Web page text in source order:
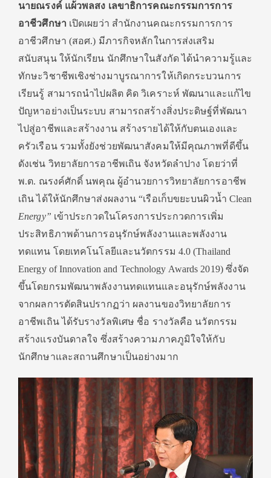
นายณรงค์ แผ้วพลสง เลขาธิการคณะกรรมการการ
อาชีวศึกษา เปิดเผยว่า สำนักงานคณะกรรมการการ
อาชีวศึกษา (สอศ.) มีภารกิจหลักในการส่งเสริม
สนับสนุน ให้นักเรียน นักศึกษาในสังกัด ได้นำความรู้และ
ทักษะวิชาชีพเชิงช่างมาบูรณาการให้เกิดกระบวนการ
เรียนรู้ สามารถนำไปผลิต คิด วิเคราะห์ พัฒนาและแก้ไข
ปัญหาอย่างเป็นระบบ สามารถสร้างสิ่งประดิษฐ์ที่พัฒนา
ไปสู่อาชีพและสร้างงาน สร้างรายได้ให้กับตนเองและ
ครัวเรือน รวมทั้งยังช่วยพัฒนาสังคมให้มีคุณภาพที่ดีขึ้น
ดังเช่น วิทยาลัยการอาชีพเถิน จังหวัดลำปาง โดยว่าที่
พ.ต. ณรงค์ศักดิ์ นพคุณ ผู้อำนวยการวิทยาลัยการอาชีพ
เถิน ได้ให้นักศึกษาส่งผลงาน “เรือเก็บขยะบนผิวน้ำ Clean
Energy” เข้าประกวดในโครงการประกวดการเพิ่ม
ประสิทธิภาพด้านการอนุรักษ์พลังงานและพลังงาน
ทดแทน โดยเทคโนโลยีและนวัตกรรม 4.0 (Thailand
Energy of Innovation and Technology Awards 2019) ซึ่งจัด
ขึ้นโดยกรมพัฒนาพลังงานทดแทนและอนุรักษ์พลังงาน
จากผลการตัดสินปรากฏว่า ผลงานของวิทยาลัยการ
อาชีพเถิน ได้รับรางวัลพิเศษ ชื่อ รางวัลคือ นวัตกรรม
สร้างแรงบันดาลใจ ซึ่งสร้างความภาคภูมิใจให้กับ
นักศึกษาและสถานศึกษาเป็นอย่างมาก